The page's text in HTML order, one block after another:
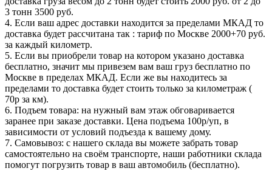
3 тонн 3500 руб.
4. Если ваш адрес доставки находится за пределами МКАД то
доставка будет рассчитана так : тариф по Москве 2000+70 руб.
за каждый километр.
5. Если вы приобрели товар на котором указано доставка
бесплатно, значит мы привезем вам ваш груз бесплатно по
Москве в пределах МКАД. Если же вы находитесь за
пределами то доставка будет стоить только за километраж (
70р за км).
6. Подъем товара: на нужный вам этаж обговаривается
заранее при заказе доставки. Цена подъема 100р/уп, в
зависимости от условий подъезда к вашему дому.
7. Самовывоз: с нашего склада вы можете забрать товар
самостоятельно на своём транспорте, наши работники склада
помогут погрузить товар в ваш автомобиль (бесплатно).